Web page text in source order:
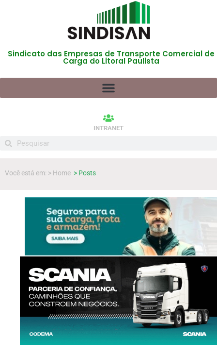
Sindicato das Empresas de Transporte Comercial de
Carga do Litoral Paulista
INTRANET
Você está em: > Home > Posts